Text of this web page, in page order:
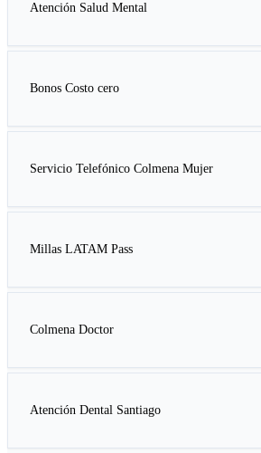
Atención Salud Mental
Bonos Costo cero
Servicio Telefónico Colmena Mujer
Millas LATAM Pass
Colmena Doctor
Atención Dental Santiago